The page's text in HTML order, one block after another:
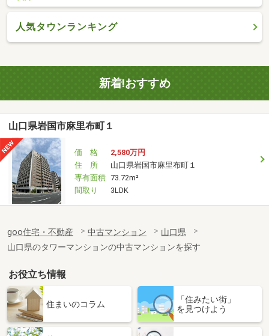
人気タウンランキング
新着!おすすめ
山口県岩国市麻里布町１
価 格
2,580万円
住 所
山口県岩国市麻里布町１
専有面積 73.72m²
間取り
3LDK
goo住宅・不動産 中古マンション
山口県
山口県のタワーマンションの中古マンションを探す
お役立ち情報
住まいのコラム
「住みたい街」
を見つけよう